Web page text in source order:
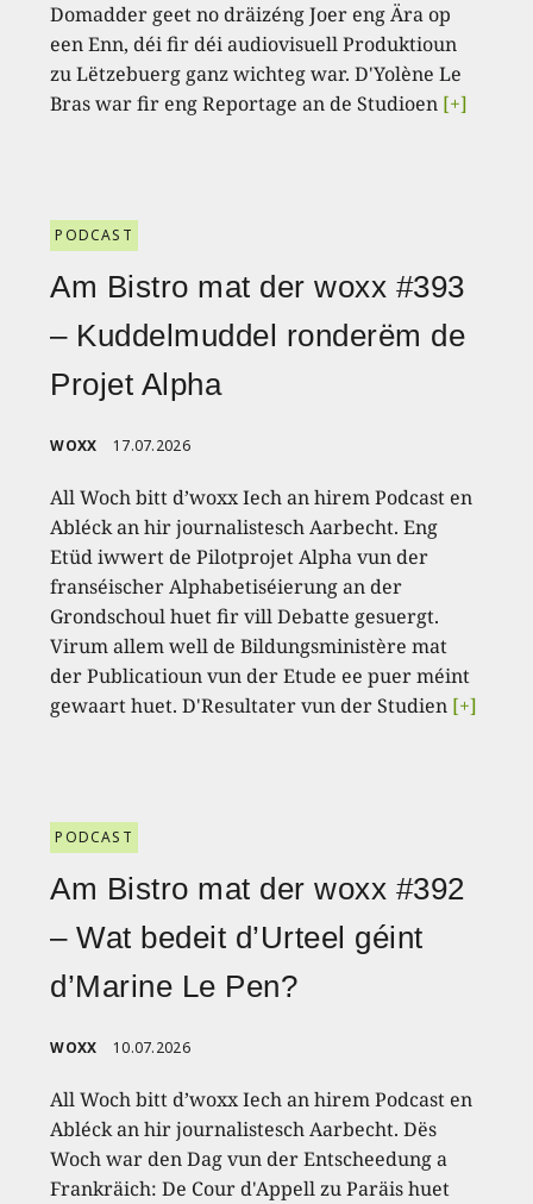
Domadder geet no dräizéng Joer eng Ära op
een Enn, déi fir déi audiovisuell Produktioun
zu Lëtzebuerg ganz wichteg war. D'Yolène Le
Bras war fir eng Reportage an de Studioen [+]
PODCAST
Am Bistro mat der woxx #393
– Kuddelmuddel ronderëm de
Projet Alpha
WOXX 17.07.2026
All Woch bitt d’woxx Iech an hirem Podcast en
Abléck an hir journalistesch Aarbecht. Eng
Etüd iwwert de Pilotprojet Alpha vun der
franséischer Alphabetiséierung an der
Grondschoul huet fir vill Debatte gesuergt.
Virum allem well de Bildungsministère mat
der Publicatioun vun der Etude ee puer méint
gewaart huet. D'Resultater vun der Studien [+]
PODCAST
Am Bistro mat der woxx #392
– Wat bedeit d’Urteel géint
d’Marine Le Pen?
WOXX 10.07.2026
All Woch bitt d’woxx Iech an hirem Podcast en
Abléck an hir journalistesch Aarbecht. Dës
Woch war den Dag vun der Entscheedung a
Frankräich: De Cour d'Appell zu Paräis huet